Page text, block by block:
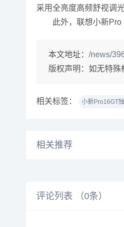
采用全亮度高频舒视调
此外，联想小新Pro
本文地址： /news/
版权声明： 如无特殊
相关标签： 小新Pro16GT
相关推荐
评论列表 （0条）